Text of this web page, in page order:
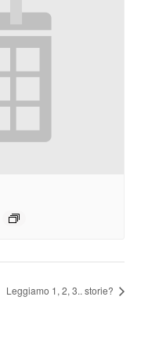
Leggiamo 1, 2, 3.. storie?